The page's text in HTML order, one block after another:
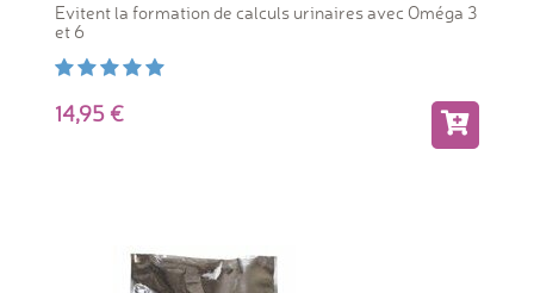
Evitent la formation de calculs urinaires avec Oméga 3
et 6
14,95